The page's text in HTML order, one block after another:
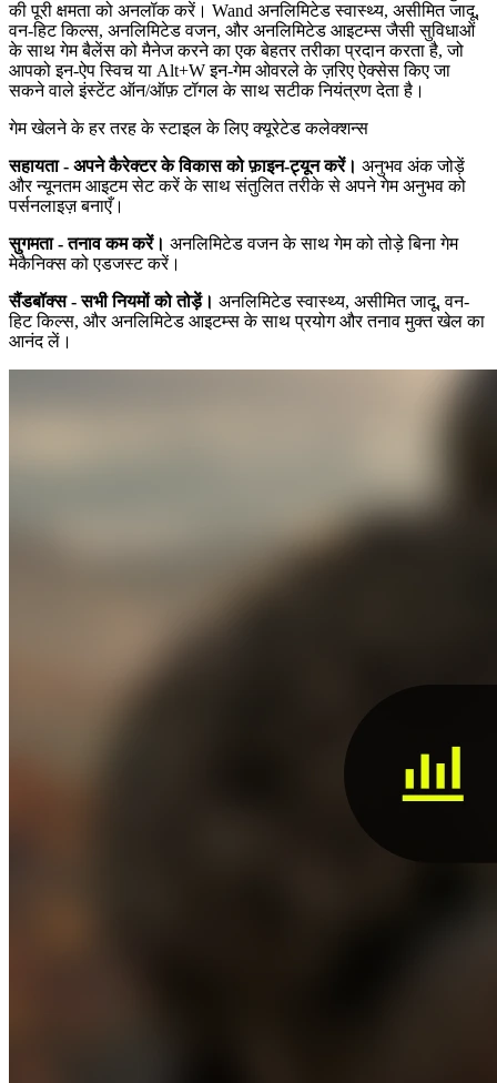
की पूरी क्षमता को अनलॉक करें। Wand अनलिमिटेड स्वास्थ्य, असीमित जादू,
वन-हिट किल्स, अनलिमिटेड वजन, और अनलिमिटेड आइटम्स जैसी सुविधाओं
के साथ गेम बैलेंस को मैनेज करने का एक बेहतर तरीका प्रदान करता है, जो
आपको इन-ऐप स्विच या Alt+W इन-गेम ओवरले के ज़रिए ऐक्सेस किए जा
सकने वाले इंस्टेंट ऑन/ऑफ़ टॉगल के साथ सटीक नियंत्रण देता है।
गेम खेलने के हर तरह के स्टाइल के लिए क्यूरेटेड कलेक्शन्स
सहायता - अपने कैरेक्टर के विकास को फ़ाइन-ट्यून करें। अनुभव अंक जोड़ें
और न्यूनतम आइटम सेट करें के साथ संतुलित तरीके से अपने गेम अनुभव को
पर्सनलाइज़ बनाएँ।
सुगमता - तनाव कम करें। अनलिमिटेड वजन के साथ गेम को तोड़े बिना गेम
मेकैनिक्स को एडजस्ट करें।
सैंडबॉक्स - सभी नियमों को तोड़ें। अनलिमिटेड स्वास्थ्य, असीमित जादू, वन-
हिट किल्स, और अनलिमिटेड आइटम्स के साथ प्रयोग और तनाव मुक्त खेल का
आनंद लें।